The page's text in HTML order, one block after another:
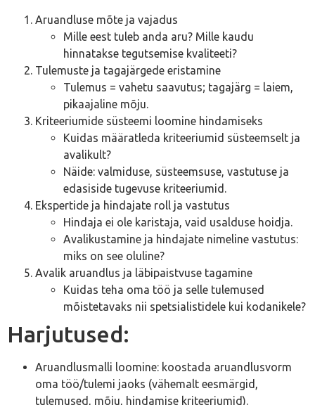
Aruandluse mõte ja vajadus
Mille eest tuleb anda aru? Mille kaudu
hinnatakse tegutsemise kvaliteeti?
Tulemuste ja tagajärgede eristamine
Tulemus = vahetu saavutus; tagajärg = laiem,
pikaajaline mõju.
Kriteeriumide süsteemi loomine hindamiseks
Kuidas määratleda kriteeriumid süsteemselt ja
avalikult?
Näide: valmiduse, süsteemsuse, vastutuse ja
edasiside tugevuse kriteeriumid.
Ekspertide ja hindajate roll ja vastutus
Hindaja ei ole karistaja, vaid usalduse hoidja.
Avalikustamine ja hindajate nimeline vastutus:
miks on see oluline?
Avalik aruandlus ja läbipaistvuse tagamine
Kuidas teha oma töö ja selle tulemused
mõistetavaks nii spetsialistidele kui kodanikele?
Harjutused:
Aruandlusmalli loomine: koostada aruandlusvorm
oma töö/tulemi jaoks (vähemalt eesmärgid,
tulemused, mõju, hindamise kriteeriumid).